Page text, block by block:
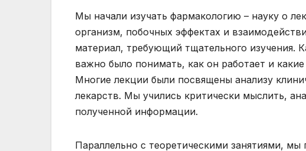
Мы начали изучать фармакологию – науку о
организм, побочных эффектах и
материал, требующий тщательного изучения.
важно было понимать, как он работает и
Многие лекции были посвящены анализу
лекарств. Мы учились критически мыслить,
полученной информации.
Параллельно с теоретическими занятиями,